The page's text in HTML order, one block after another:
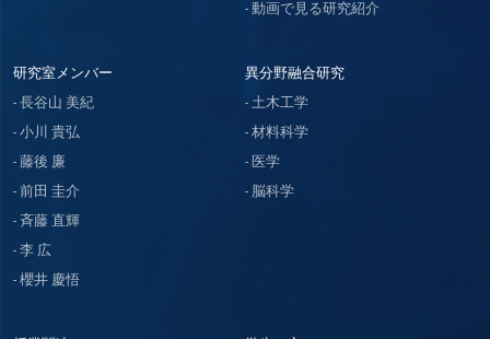
動画で見る研究紹介
研究室メンバー
長谷山 美紀
小川 貴弘
藤後 廉
前田 圭介
斉藤 直輝
李 広
櫻井 慶悟
異分野融合研究
土木工学
材料科学
医学
脳科学